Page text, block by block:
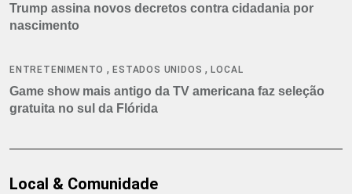
Trump assina novos decretos contra cidadania por
nascimento
ENTRETENIMENTO ,ESTADOS UNIDOS ,LOCAL
Game show mais antigo da TV americana faz seleção
gratuita no sul da Flórida
Local & Comunidade